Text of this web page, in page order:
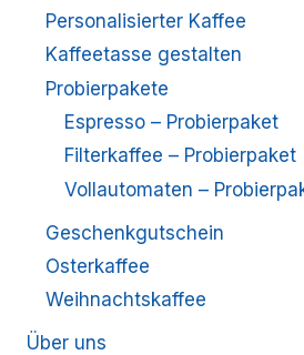
Personalisierter Kaffee
Kaffeetasse gestalten
Probierpakete
Espresso – Probierpaket
Filterkaffee – Probierpaket
Vollautomaten –
Geschenkgutschein
Osterkaffee
Weihnachtskaffee
Über uns